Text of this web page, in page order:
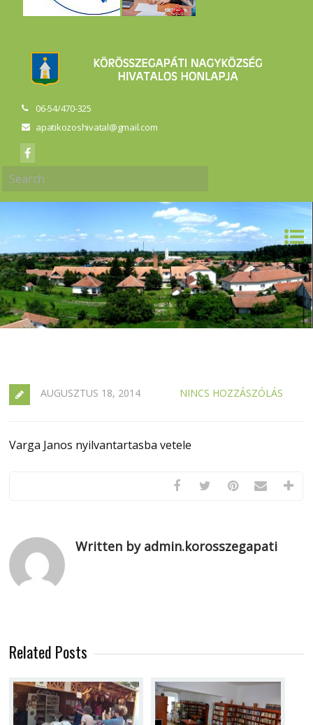
06-54/470-325
apatikozoshivatal@gmail.com
AUGUSZTUS 18, 2014 NINCS HOZZÁSZÓLÁS
Varga Janos nyilvantartasba vetele
Written by admin.korosszegapati
Related Posts